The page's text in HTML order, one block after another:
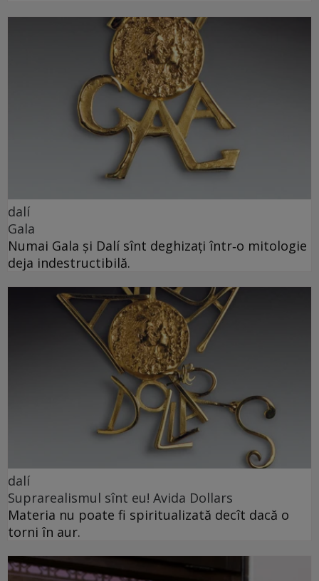
dalí
Gala
Numai Gala și Dalí sînt deghizați într‑o mitologie
deja indestructibilă.
dalí
Suprarealismul sînt eu! Avida Dollars
Materia nu poate fi spiritualizată decît dacă o
torni în aur.